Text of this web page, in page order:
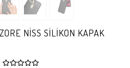
NİSS SİLİKON KAPAK